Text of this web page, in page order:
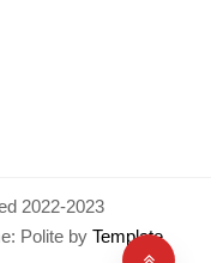
2022-2023
Polite by Template